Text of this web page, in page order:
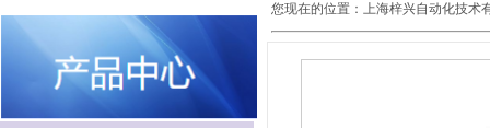
您现在的位置： 上海梓兴自动化技术